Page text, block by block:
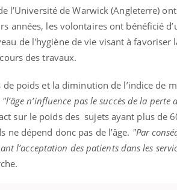
l’Université de Warwick (Angleterre)
années, les volontaires ont bénéficié
de l'hygiène de vie visant à favoriser
des travaux.
poids et la diminution de l’indice de
"l’âge n’influence pas le succès de la perte
sur le poids des sujets ayant plus de
dépend donc pas de l’âge. "Par
l’acceptation des patients dans les